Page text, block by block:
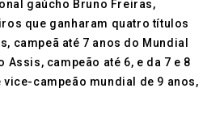
gaúcho Bruno Freiras,
que ganharam quatro títulos
campeã até 7 anos do Mundial
Assis, campeão até 6, e da 7 e 8
vice-campeão mundial de 9 anos,